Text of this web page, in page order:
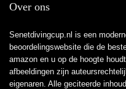
Over ons
Senetdivingcup.nl is een
beoordelingswebsite die de
amazon en u op de hoogte
afbeeldingen zijn
eigenaren. Alle geciteerde